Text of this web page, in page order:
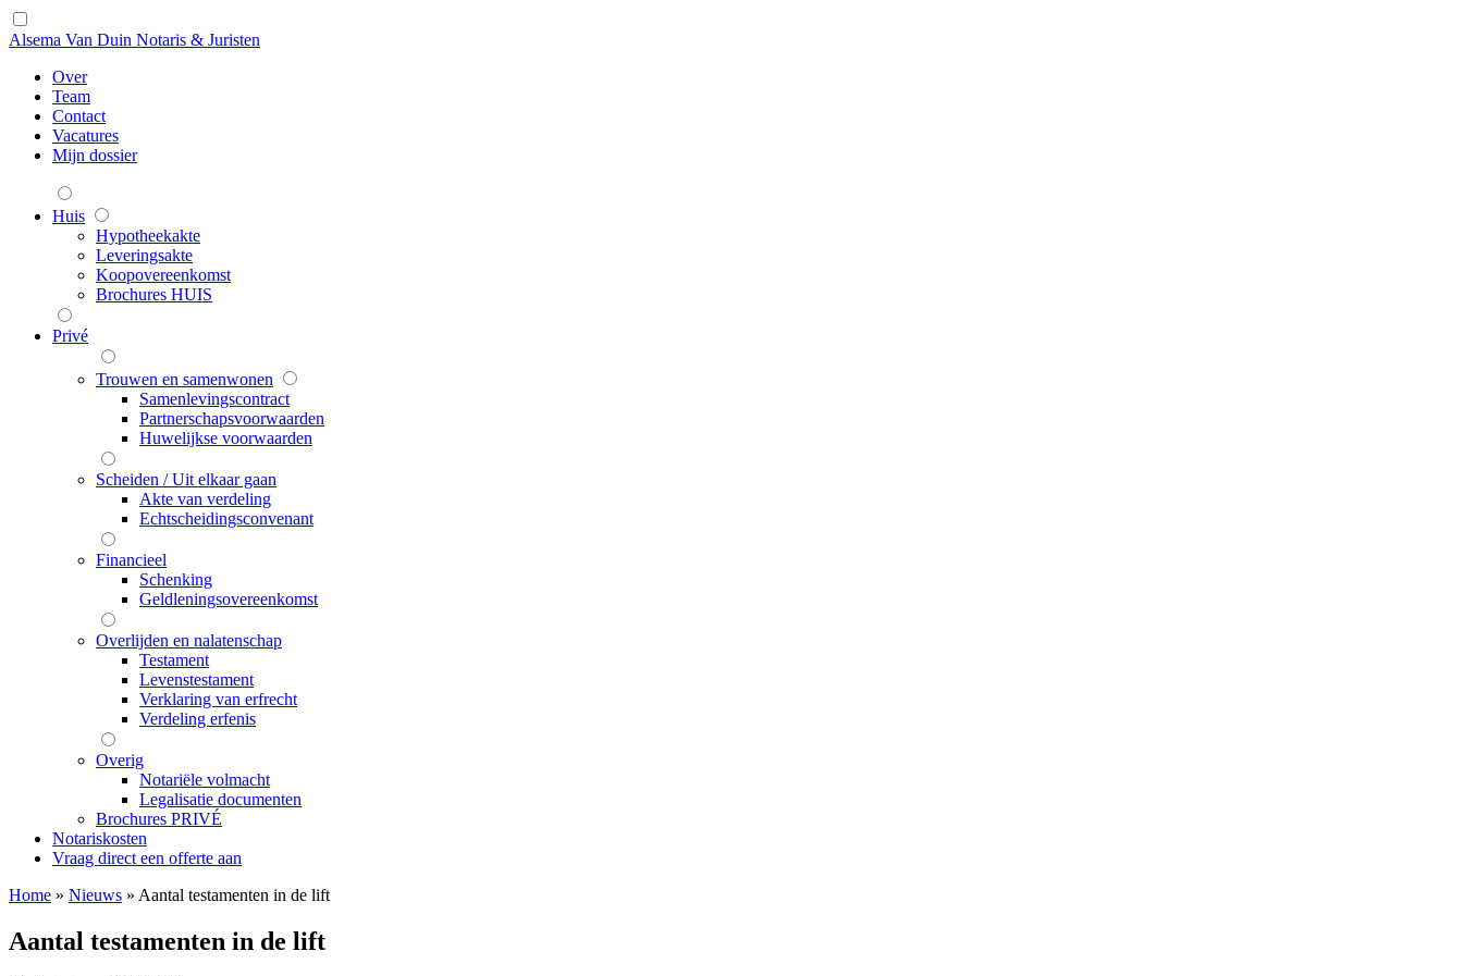
Alsema Van Duin Notaris & Juristen
Over
Team
Contact
Vacatures
Mijn dossier
Huis
Hypotheekakte
Leveringsakte
Koopovereenkomst
Brochures HUIS
Privé
Trouwen en samenwonen
Samenlevingscontract
Partnerschapsvoorwaarden
Huwelijkse voorwaarden
Scheiden / Uit elkaar gaan
Akte van verdeling
Echtscheidingsconvenant
Financieel
Schenking
Geldleningsovereenkomst
Overlijden en nalatenschap
Testament
Levenstestament
Verklaring van erfrecht
Verdeling erfenis
Overig
Notariële volmacht
Legalisatie documenten
Brochures PRIVÉ
Notariskosten
Vraag direct een offerte aan
Home » Nieuws » Aantal testamenten in de lift
Aantal testamenten in de lift